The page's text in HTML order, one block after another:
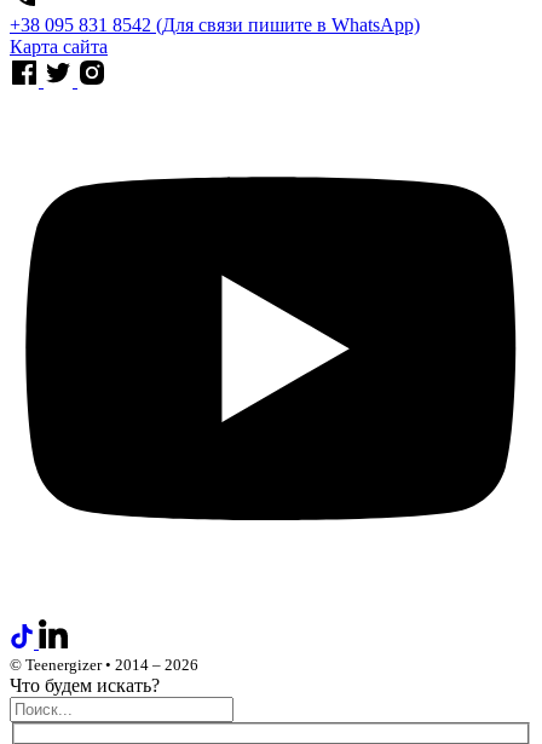
⁨+38 095 831 8542⁩ (Для связи пишите в WhatsApp)
Карта сайта
© Teenergizer • 2014 – 2026
Что будем искать?